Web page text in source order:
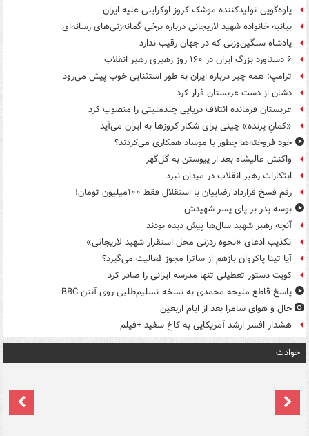
یاوه‌گویی تولیدکننده موشک کروز اوکراینی علیه ایران
بیانیه خانواده شهید لاریجانی درباره برخی گمانه‌زنی‌های رسانه‌ای
پادشاه سنگین‌وزنی که در جهان رقیب ندارد
۶ دستاورد بزرگ ایران در ۱۶۰ روز رهبری رهبر انقلاب
ترامپ: همه چیز درباره ایران به طور استثنایی خوب پیش می‌رود
دشان از دست عربستان فرار کرد
عربستان فرمانده ائتلاف دریایی چندملیتی را منصوب کرد
«کمانِ پرنده» چینی برای شکار کروزها به ایران می‌آید
خود فروخته‌ها چطور با موساد همکاری می‌کردند؟
واکنش عالیشاه بعد از پیوستن به گل‌گهر
ابتکارات رهبر انقلاب در میدان نبرد
رقم فسخ قرارداد رضاییان با استقلال فقط ۱۰۰میلیون تومان!
بوسه‌ پدر بر پای پسر شهیدش
آنچه رهبر شهید سال‌ها پیش دیده بودند
تکذیب ادعای «نحوه ردزنی محل استقرار شهید لاریجانی»
آیا تینا پاکروان بازهم از ساترا مجوز فعالیت می‌گیرد؟
کویت دستور تعطیلی تنها مدرسه ایرانی را صادر کرد
پاسخ قاطع ملیحه محمدی به نسخه تسلیم‌طلبی روی آنتن BBC
حال و هوای سامرا بعد از ایام اربعین
هشدار افسر ارشد آمریکایی به کاخ سفید +فیلم
حوادث